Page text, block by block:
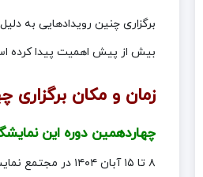
برگزاری چنین رویدادهایی به
بیش از پیش اهمیت پیدا کرده
زمان و مکان برگزاری
چهاردهمین دوره این
۸ تا ۱۵ آبان ۱۴۰۴ در مجتمع نمایشگاهی بوستان گفتگو – تهران برگزار خواهد شد.